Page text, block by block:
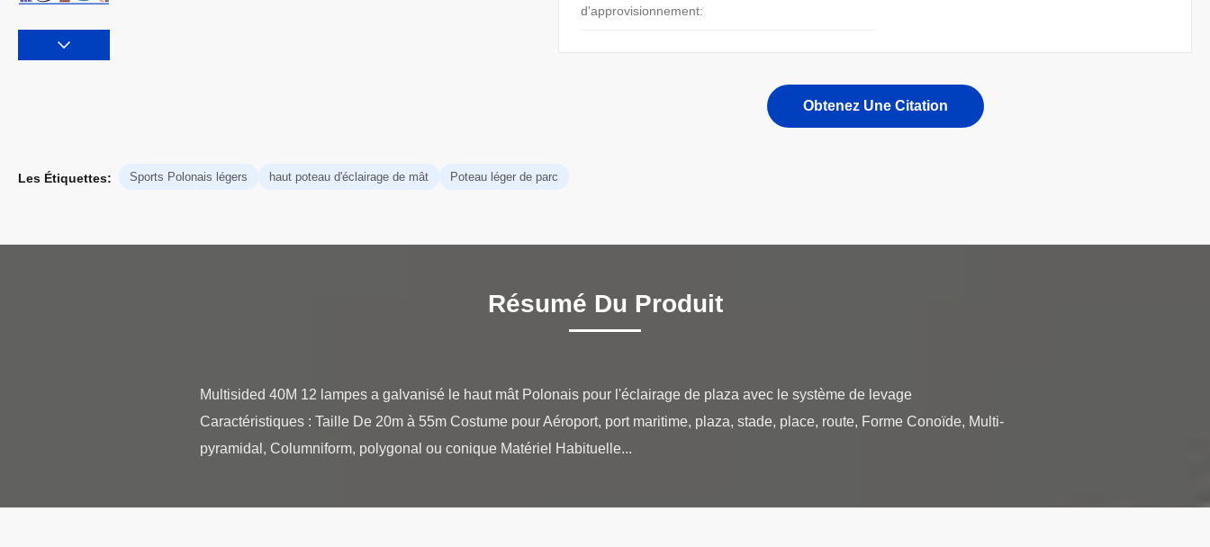
d'approvisionnement:
Obtenez Une Citation
Les Étiquettes: Sports Polonais légers haut poteau d'éclairage de mât Poteau léger de parc
Résumé Du Produit
Multisided 40M 12 lampes a galvanisé le haut mât Polonais pour l'éclairage de plaza avec le système de levage
Caractéristiques : Taille De 20m à 55m Costume pour Aéroport, port maritime, plaza, stade, place, route, Forme Conoïde, Multi-